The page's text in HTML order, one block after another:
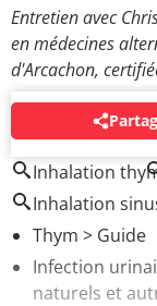
Entretien avec
en médecines
d'Arcachon,
AUTOUR DU
Inhalation
Inhalation
Thym > Guide
Infection
naturels et